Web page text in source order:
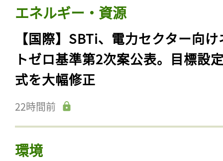
エネルギー・資源
【国際】SBTi、電力セクター向
トゼロ基準第2次案公表。目標設
式を大幅修正
22時間前
環境